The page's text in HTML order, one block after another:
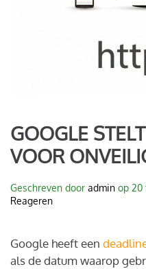
GOOGLE
VOOR
Geschreven door admin op 20
Reageren
Google heeft een
als de datum waarop